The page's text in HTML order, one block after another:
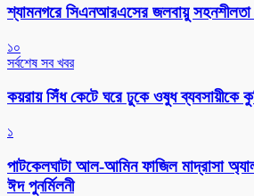
শ্যামনগরে সিএনআরএসের জলবায়ু সহনশীলতা
১০
সর্বশেষ সব খবর
কয়রায় সিঁধ কেটে ঘরে ঢুকে ওষুধ ব্যবসায়ীকে
১
পাটকেলঘাটা আল-আমিন ফাজিল মাদ্রাসা
ঈদ পুনর্মিলনী